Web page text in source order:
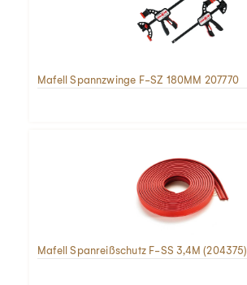
Mafell Spannzwinge F-SZ 180MM 207770
Mafell Spanreißschutz F-SS 3,4M (204375)